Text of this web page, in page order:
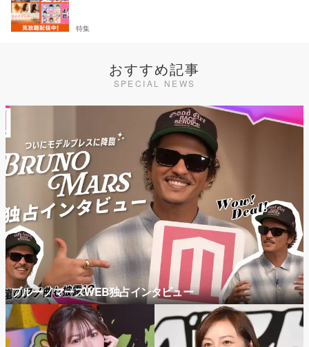
特集
おすすめ記事
SPECIAL NEWS
ブルーノマーズWEB独占インタビュー